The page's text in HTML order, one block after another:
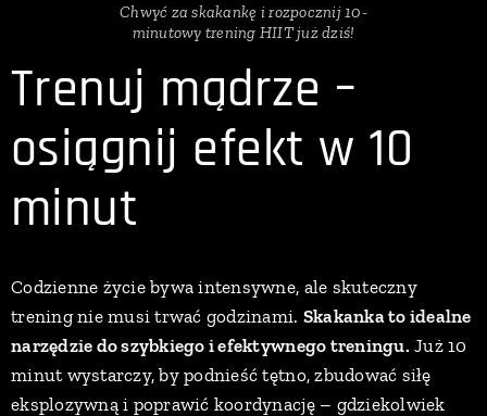
Chwyć za skakankę i rozpocznij 10-
minutowy trening HIIT już dziś!
Trenuj mądrze –
osiągnij efekt w 10
minut
Codzienne życie bywa intensywne, ale skuteczny
trening nie musi trwać godzinami. Skakanka to idealne
narzędzie do szybkiego i efektywnego treningu. Już 10
minut wystarczy, by podnieść tętno, zbudować siłę
eksplozywną i poprawić koordynację – gdziekolwiek